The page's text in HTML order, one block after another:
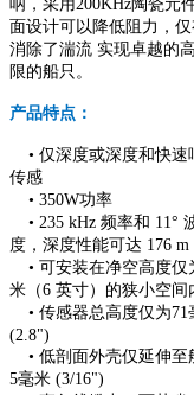
呐，采用200KHz陶瓷元
面设计可以降低阻力，
消除了湍流 实现卓越的
限的船只。
产品特点：
• 仅深度或深度和快速
传感
• 350W功率
• 235 kHz 频率和 11°
度，深度性能可达 176 m
• 可安装在净空高度仅
米（6 英寸）的狭小空间
• 传感器总高度仅为71
(2.8")
• 低剖面外壳仅延伸至
5毫米 (3/16")